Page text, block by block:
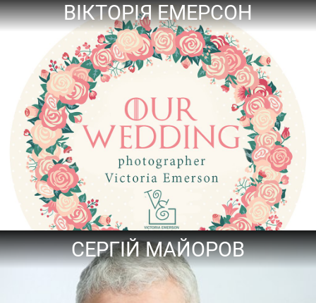
ВІКТОРІЯ ЕМЕРСОН
СЕРГІЙ МАЙОРОВ